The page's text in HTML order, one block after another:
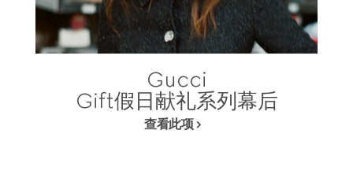
Gucci
Gift假日献礼系列幕后
查看此项